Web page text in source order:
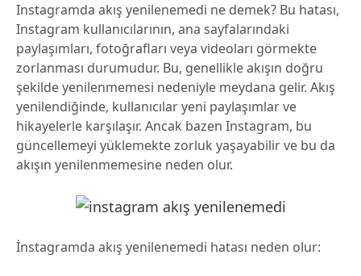
Instagramda akış yenilenemedi ne demek? Bu hatası,
Instagram kullanıcılarının, ana sayfalarındaki
paylaşımları, fotoğrafları veya videoları görmekte
zorlanması durumudur. Bu, genellikle akışın doğru
şekilde yenilenmemesi nedeniyle meydana gelir. Akış
yenilendiğinde, kullanıcılar yeni paylaşımlar ve
hikayelerle karşılaşır. Ancak bazen Instagram, bu
güncellemeyi yüklemekte zorluk yaşayabilir ve bu da
akışın yenilenmemesine neden olur.
İnstagramda akış yenilenemedi hatası neden olur: